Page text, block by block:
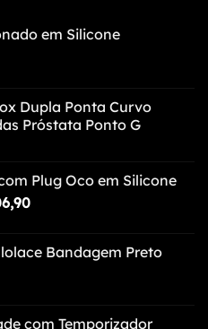
em Silicone
Dupla Ponta Curvo
Próstata Ponto G
Plug Oco em Silicone
Faixa
R$209,90
Bandagem Preto
com Temporizador